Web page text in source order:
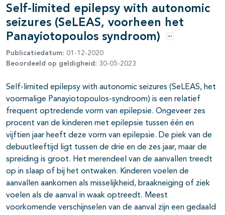
open- en dichtklappen
open- en dichtklappen
open- en dichtklappen
open- en dichtklappen
open- en dichtklappen
Self-limited epilepsy with autonomic
seizures (SeLEAS, voorheen het
Panayiotopoulos syndroom)
Opties
Publicatiedatum: 01-12-2020
Beoordeeld op geldigheid: 30-05-2023
Self-limited epilepsy with autonomic seizures (SeLEAS, het
voormalige Panayiotopoulos-syndroom) is een relatief
frequent optredende vorm van epilepsie. Ongeveer zes
procent van de kinderen met epilepsie tussen één en
vijftien jaar heeft deze vorm van epilepsie. De piek van de
debuutleeftijd ligt tussen de drie en de zes jaar, maar de
spreiding is groot. Het merendeel van de aanvallen treedt
op in slaap of bij het ontwaken. Kinderen voelen de
aanvallen aankomen als misselijkheid, braakneiging of ziek
voelen als de aanval in waak optreedt. Meest
voorkomende verschijnselen van de aanval zijn een gedaald